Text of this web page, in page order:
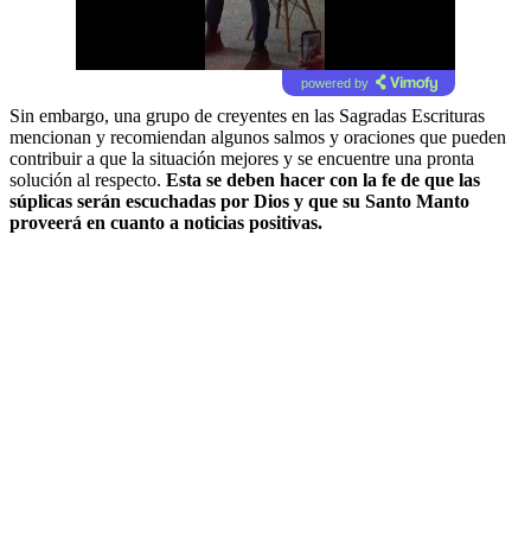
powered by
Sin embargo, una grupo de creyentes en las Sagradas Escrituras
mencionan y recomiendan algunos salmos y oraciones que pueden
contribuir a que la situación mejores y se encuentre una pronta
solución al respecto. Esta se deben hacer con la fe de que las
súplicas serán escuchadas por Dios y que su Santo Manto
proveerá en cuanto a noticias positivas.